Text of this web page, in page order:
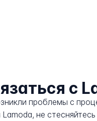
с
проблемы с
не